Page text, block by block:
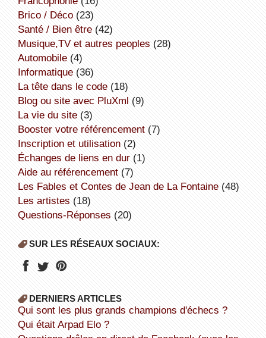
Brico / Déco(23)
Santé / Bien être(42)
Musique,TV et autres peoples (28)
Automobile(4)
informatique(36)
la tête dans le code(18)
Blog ou site avec PluXml (9)
la vie du site(3)
booster votre référencement(7)
inscription et utilisation(2)
échanges de liens en dur(1)
aide au référencement(7)
Les Fables et Contes de Jean de La Fontaine(48)
Les artistes (18)
Questions-Réponses (20)
SUR LES RÉSEAUX SOCIAUX:
DERNIERS ARTICLES
Qui sont les plus grands champions d'échecs ?
Qui était Arpad Elo ?